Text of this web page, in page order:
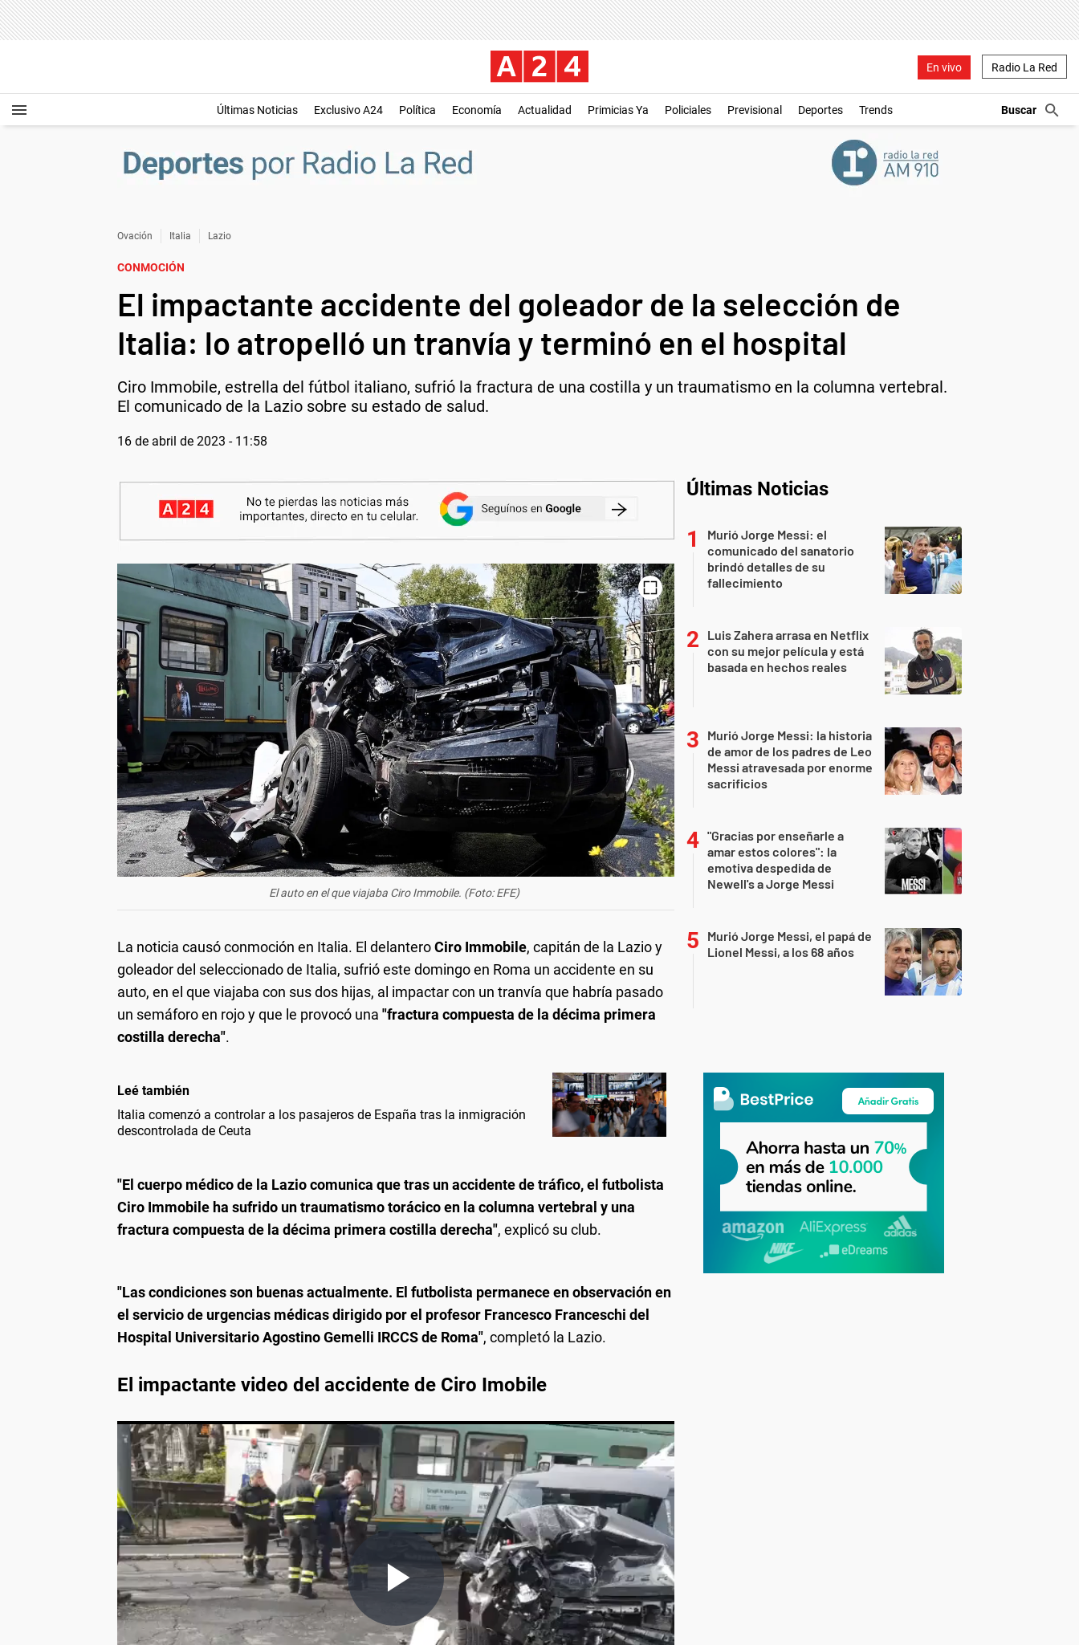
En vivo Radio La Red
Últimas Noticias Exclusivo A24 Política Economía Actualidad Primicias Ya Policiales Previsional Deportes Trends
Ovación Italia Lazio
CONMOCIÓN
El impactante accidente del goleador de la selección de
Italia: lo atropelló un tranvía y terminó en el hospital
Ciro Immobile, estrella del fútbol italiano, sufrió la fractura de una costilla y un traumatismo en la columna vertebral.
El comunicado de la Lazio sobre su estado de salud.
16 de abril de 2023 - 11:58
El auto en el que viajaba Ciro Immobile. (Foto: EFE)
La noticia causó conmoción en Italia. El delanteroCiro Immobile, capitán de la Lazio y
goleador del seleccionado de Italia, sufrió este domingo en Roma un accidente en su
auto, en el que viajaba con sus dos hijas, al impactar con un tranvía que habría pasado
un semáforo en rojo y que le provocó una "fractura compuesta de la décima primera
costilla derecha".
Leé también
Italia comenzó a controlar a los pasajeros de España tras la inmigración
descontrolada de Ceuta
"El cuerpo médico de la Lazio comunica que tras un accidente de tráfico, el futbolista
Ciro Immobile ha sufrido un traumatismo torácico en la columna vertebral y una
fractura compuesta de la décima primera costilla derecha", explicó su club.
"Las condiciones son buenas actualmente. El futbolista permanece en observación en
el servicio de urgencias médicas dirigido por el profesor Francesco Franceschi del
Hospital Universitario Agostino Gemelli IRCCS de Roma", completó la Lazio.
El impactante video del accidente de Ciro Imobile
Últimas Noticias
Murió Jorge Messi: el
comunicado del sanatorio
brindó detalles de su
fallecimiento
Luis Zahera arrasa en Netflix
con su mejor película y está
basada en hechos reales
Murió Jorge Messi: la historia
de amor de los padres de Leo
Messi atravesada por enorme
sacrificios
"Gracias por enseñarle a
amar estos colores": la
emotiva despedida de
Newell's a Jorge Messi
Murió Jorge Messi, el papá de
Lionel Messi, a los 68 años